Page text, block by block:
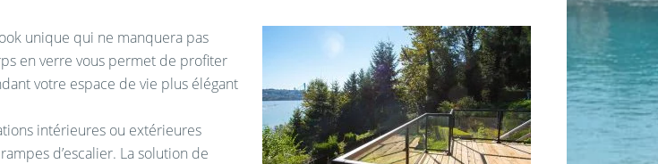
unique qui ne manquera pas
en verre vous permet de profiter
votre espace de vie plus élégant
intérieures ou extérieures
d’escalier. La solution de